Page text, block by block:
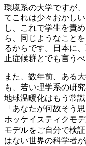
環境系の大学ですが
てこれは少々おかし
し、これで学生を責
ら、同じようなこと
るからです。日本に
止症候群とでも言う
また、数年前、ある
も、若い理学系の研
地球温暖化はもう常
「あなたが何故そう
ホッケイスティクモ
モデルをご自分で検
はない世界の科学者